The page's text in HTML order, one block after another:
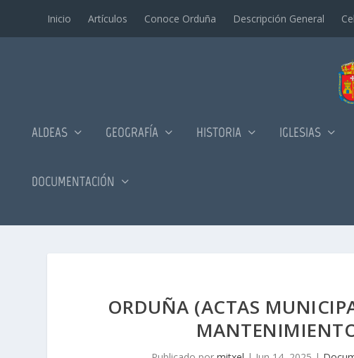
Inicio Artí­culos Conoce Orduña Descripción General
ALDEAS GEOGRAFÍA HISTORIA IGLESIAS
DOCUMENTACIÓN
ORDUÑA (ACTAS